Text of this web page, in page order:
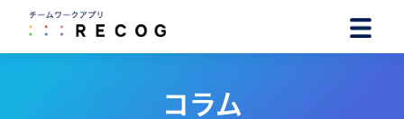
コラム